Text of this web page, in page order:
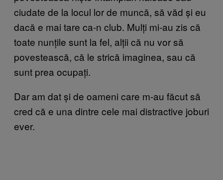
ciudate de la locul lor de muncă, să văd și eu
dacă e mai tare ca-n club. Mulți mi-au zis că
toate nunțile sunt la fel, alții că nu vor să
povestească, că le strică imaginea, sau că
sunt prea ocupați.
Dar am dat și de oameni care m-au făcut să
cred că e una dintre cele mai distractive joburi
ever.